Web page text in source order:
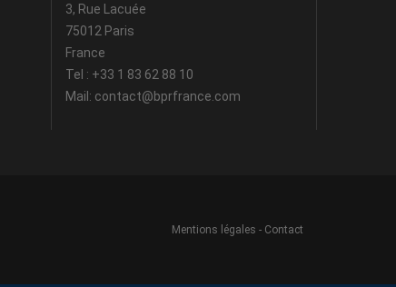
3, Rue Lacuée
75012 Paris
France
Tel : +33 1 83 62 88 10
Mail: contact@bprfrance.com
Mentions légales - Contact